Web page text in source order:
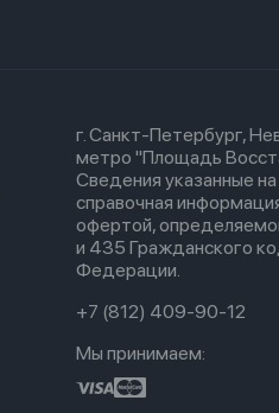
г. Санкт-Петербург,
метро "Площадь
Сведения указанные
справочная
офертой,
и 435 Гражданского
Федерации.
+7 (812) 409-90-12
Мы принимаем: